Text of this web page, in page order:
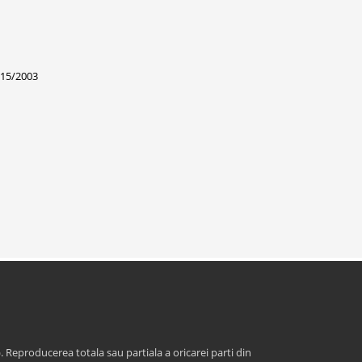
2003
totala sau partiala a oricarei parti din